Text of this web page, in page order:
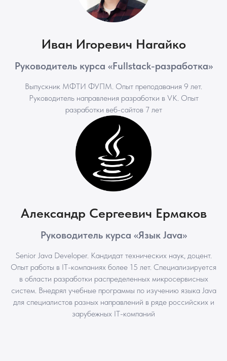
Иван Игоревич Нагайко
Руководитель курса «Fullstack-разработка»
Выпускник МФТИ ФУПМ. Опыт преподавания 9 лет.
Руководитель направления разработки в VK. Опыт
разработки веб-сайтов 7 лет
Александр Сергеевич Ермаков
Руководитель курса «Язык Java»
Senior Java Developer. Кандидат технических наук, доцент.
Опыт работы в IT-компаниях более 15 лет. Специализируется
в области разработки распределенных микросервисных
систем. Внедрял учебные программы по изучению языка Java
для специалистов разных направлений в ряде российских и
зарубежных IT-компаний